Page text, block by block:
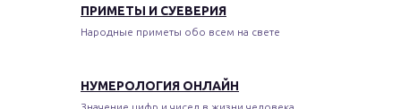
ПРИМЕТЫ И СУЕВЕРИЯ
Народные приметы обо всем на свете
НУМЕРОЛОГИЯ ОНЛАЙН